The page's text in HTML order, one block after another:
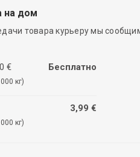
на дом
товара курьеру мы
€
кг)
Бесплатно
кг)
3,99 €